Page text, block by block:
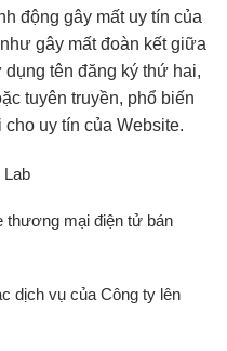
động gây mất uy tín của
gây mất đoàn kết giữa
tên đăng ký thứ hai,
tuyên truyền, phổ biến
uy tín của Website.
Lab
thương mại điện tử bán
dịch vụ của Công ty lên